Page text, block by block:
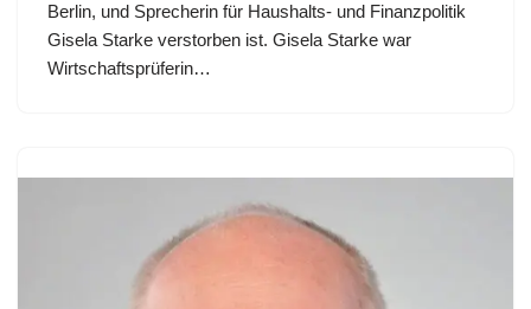
Berlin, und Sprecherin für Haushalts- und Finanzpolitik
Gisela Starke verstorben ist. Gisela Starke war
Wirtschaftsprüferin…